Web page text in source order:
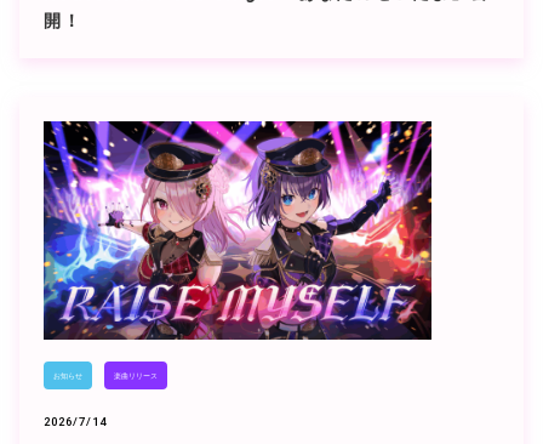
開！
お知らせ 楽曲リリース
2026/7/14